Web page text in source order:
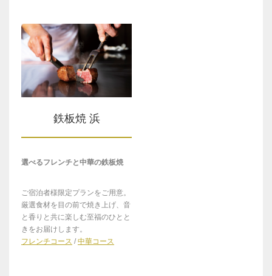
鉄板焼 浜
選べるフレンチと中華の鉄板焼
ご宿泊者様限定プランをご用意。
厳選食材を目の前で焼き上げ、音
と香りと共に楽しむ至福のひとと
きをお届けします。
フレンチコース /中華コース